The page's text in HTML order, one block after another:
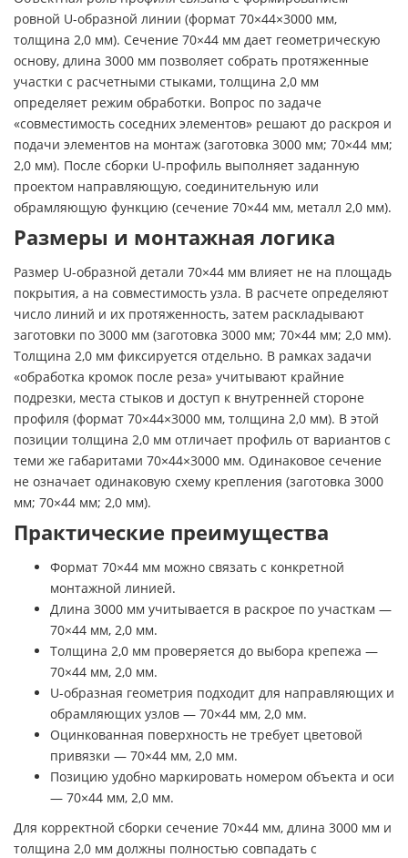
ровной U-образной линии (формат 70×44×3000 мм,
толщина 2,0 мм). Сечение 70×44 мм дает геометрическую
основу, длина 3000 мм позволяет собрать протяженные
участки с расчетными стыками, толщина 2,0 мм
определяет режим обработки. Вопрос по задаче
«совместимость соседних элементов» решают до раскроя и
подачи элементов на монтаж (заготовка 3000 мм; 70×44 мм;
2,0 мм). После сборки U-профиль выполняет заданную
проектом направляющую, соединительную или
обрамляющую функцию (сечение 70×44 мм, металл 2,0 мм).
Размеры и монтажная логика
Размер U-образной детали 70×44 мм влияет не на площадь
покрытия, а на совместимость узла. В расчете определяют
число линий и их протяженность, затем раскладывают
заготовки по 3000 мм (заготовка 3000 мм; 70×44 мм; 2,0 мм).
Толщина 2,0 мм фиксируется отдельно. В рамках задачи
«обработка кромок после реза» учитывают крайние
подрезки, места стыков и доступ к внутренней стороне
профиля (формат 70×44×3000 мм, толщина 2,0 мм). В этой
позиции толщина 2,0 мм отличает профиль от вариантов с
теми же габаритами 70×44×3000 мм. Одинаковое сечение
не означает одинаковую схему крепления (заготовка 3000
мм; 70×44 мм; 2,0 мм).
Практические преимущества
Формат 70×44 мм можно связать с конкретной
монтажной линией.
Длина 3000 мм учитывается в раскрое по участкам —
70×44 мм, 2,0 мм.
Толщина 2,0 мм проверяется до выбора крепежа —
70×44 мм, 2,0 мм.
U-образная геометрия подходит для направляющих и
обрамляющих узлов — 70×44 мм, 2,0 мм.
Оцинкованная поверхность не требует цветовой
привязки — 70×44 мм, 2,0 мм.
Позицию удобно маркировать номером объекта и оси
— 70×44 мм, 2,0 мм.
Для корректной сборки сечение 70×44 мм, длина 3000 мм и
толщина 2,0 мм должны полностью совпадать с